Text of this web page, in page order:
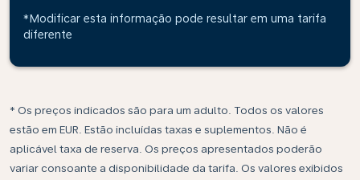
*Modificar esta informação pode resultar em uma tarifa
diferente
* Os preços indicados são para um adulto. Todos os valores
estão em EUR. Estão incluídas taxas e suplementos. Não é
aplicável taxa de reserva. Os preços apresentados poderão
variar consoante a disponibilidade da tarifa. Os valores exibidos